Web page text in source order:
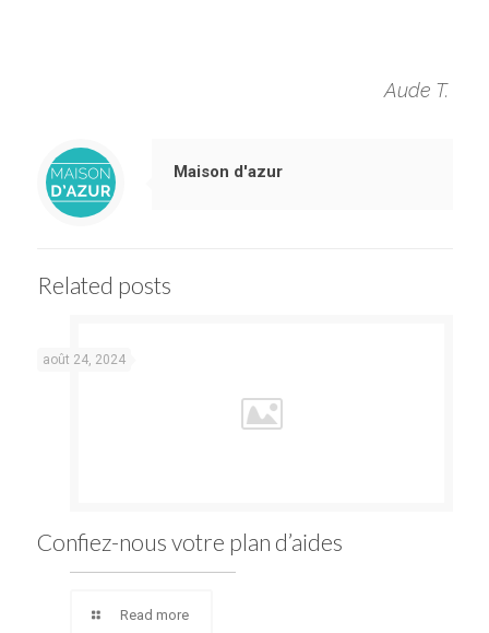
Aude T.
Maison d'azur
Related posts
août 24, 2024
Confiez-nous votre plan d’aides
Read more